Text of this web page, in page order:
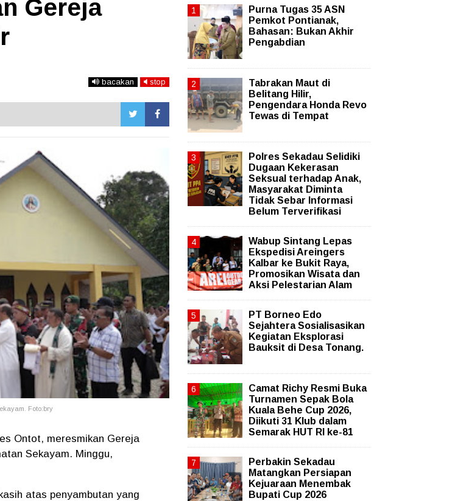
Gereja
bacakan stop
Foto:bry
Ontot, meresmikan Gereja
Sekayam. Minggu,
atas penyambutan yang
Purna Tugas 35 ASN
Pemkot Pontianak,
Bahasan: Bukan Akhir
Pengabdian
Tabrakan Maut di
Belitang Hilir,
Pengendara Honda Revo
Tewas di Tempat
Polres Sekadau Selidiki
Dugaan Kekerasan
Seksual terhadap Anak,
Masyarakat Diminta
Tidak Sebar Informasi
Belum Terverifikasi
Wabup Sintang Lepas
Ekspedisi Areingers
Kalbar ke Bukit Raya,
Promosikan Wisata dan
Aksi Pelestarian Alam
PT Borneo Edo
Sejahtera Sosialisasikan
Kegiatan Eksplorasi
Bauksit di Desa Tonang.
Camat Richy Resmi Buka
Turnamen Sepak Bola
Kuala Behe Cup 2026,
Diikuti 31 Klub dalam
Semarak HUT RI ke-81
Perbakin Sekadau
Matangkan Persiapan
Kejuaraan Menembak
Bupati Cup 2026